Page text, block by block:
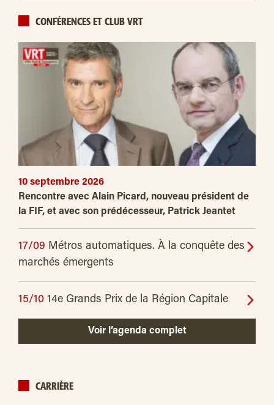
CONFÉRENCES ET CLUB VRT
10 septembre 2026
Rencontre avec Alain Picard, nouveau président de
la FIF, et avec son prédécesseur, Patrick Jeantet
17/09 Métros automatiques. À la conquête des
marchés émergents
15/10 14e Grands Prix de la Région Capitale
Voir l’agenda complet
CARRIÈRE